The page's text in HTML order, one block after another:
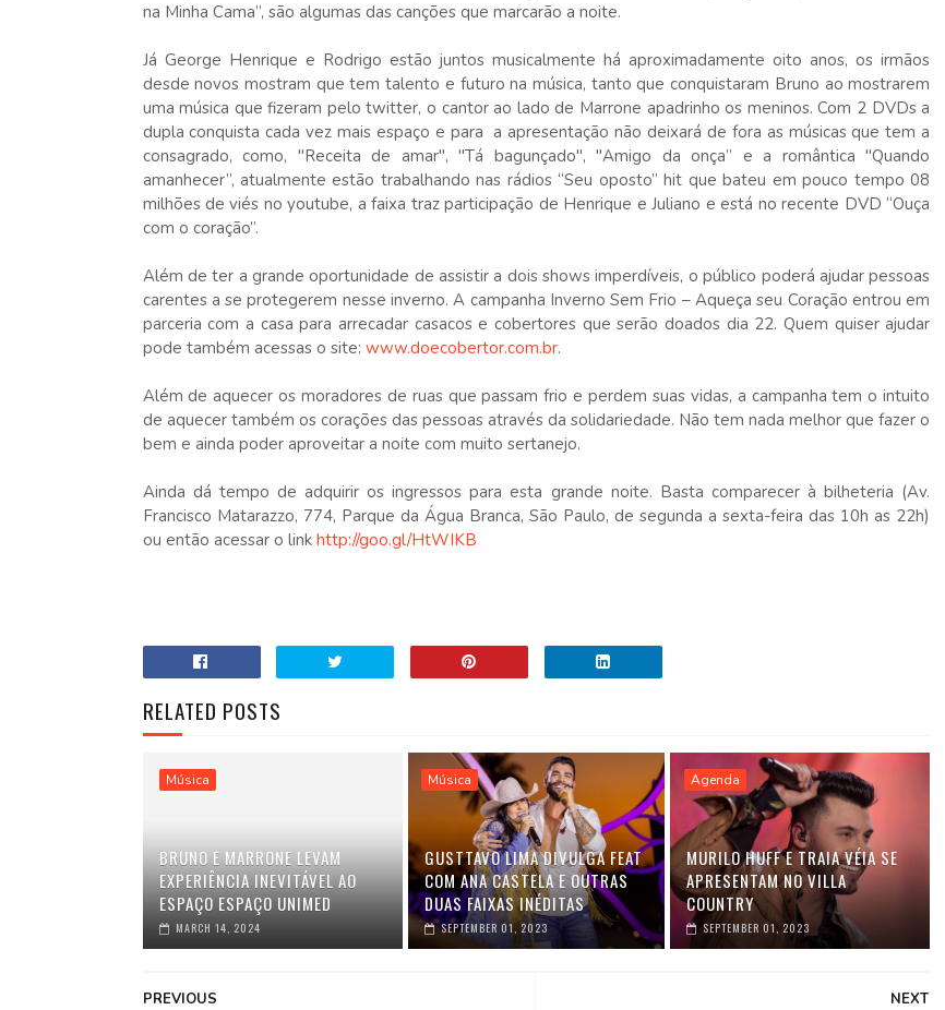
na Minha Cama”, são algumas das canções que marcarão a noite.
Já George Henrique e Rodrigo estão juntos musicalmente há aproximadamente oito anos, os irmãos
desde novos mostram que tem talento e futuro na música, tanto que conquistaram Bruno ao mostrarem
uma música que fizeram pelo twitter, o cantor ao lado de Marrone apadrinho os meninos. Com 2 DVDs a
dupla conquista cada vez mais espaço e para a apresentação não deixará de fora as músicas que tem a
consagrado, como, "Receita de amar", "Tá bagunçado", "Amigo da onça” e a romântica "Quando
amanhecer”, atualmente estão trabalhando nas rádios “Seu oposto” hit que bateu em pouco tempo 08
milhões de viés no youtube, a faixa traz participação de Henrique e Juliano e está no recente DVD “Ouça
com o coração”.
Além de ter a grande oportunidade de assistir a dois shows imperdíveis, o público poderá ajudar pessoas
carentes a se protegerem nesse inverno. A campanha Inverno Sem Frio – Aqueça seu Coração entrou em
parceria com a casa para arrecadar casacos e cobertores que serão doados dia 22. Quem quiser ajudar
pode também acessas o site: www.doecobertor.com.br.
Além de aquecer os moradores de ruas que passam frio e perdem suas vidas, a campanha tem o intuito
de aquecer também os corações das pessoas através da solidariedade. Não tem nada melhor que fazer o
bem e ainda poder aproveitar a noite com muito sertanejo.
Ainda dá tempo de adquirir os ingressos para esta grande noite. Basta comparecer à bilheteria (Av.
Francisco Matarazzo, 774, Parque da Água Branca, São Paulo, de segunda a sexta-feira das 10h as 22h)
ou então acessar o link http://goo.gl/HtWIKB
RELATED POSTS
Música
BRUNO E MARRONE LEVAM
EXPERIÊNCIA INEVITÁVEL AO
ESPAÇO ESPAÇO UNIMED
MARCH 14, 2024
Música
GUSTTAVO LIMA DIVULGA FEAT
COM ANA CASTELA E OUTRAS
DUAS FAIXAS INÉDITAS
SEPTEMBER 01, 2023
Agenda
MURILO HUFF E TRAIA VÉIA SE
APRESENTAM NO VILLA
COUNTRY
SEPTEMBER 01, 2023
NEXT
PREVIOUS